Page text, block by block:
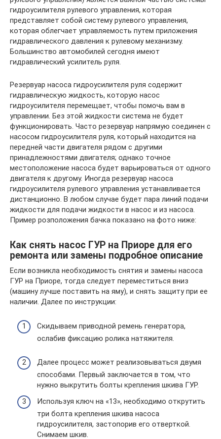
гидроусилителя рулевого управления, которая
представляет собой систему рулевого управления,
которая облегчает управляемость путем приложения
гидравлического давления к рулевому механизму.
Большинство автомобилей сегодня имеют
гидравлический усилитель руля.
Резервуар насоса гидроусилителя руля содержит
гидравлическую жидкость, которую насос
гидроусилителя перемещает, чтобы помочь вам в
управлении. Без этой жидкости система не будет
функционировать. Часто резервуар напрямую соединен с
насосом гидроусилителя руля, который находится на
передней части двигателя рядом с другими
принадлежностями двигателя; однако точное
местоположение насоса будет варьироваться от одного
двигателя к другому. Иногда резервуар насоса
гидроусилителя рулевого управления устанавливается
дистанционно. В любом случае будет пара линий подачи
жидкости для подачи жидкости в насос и из насоса.
Пример розположения бачка показано на фото ниже:
Как снять насос ГУР на Приоре для его
ремонта или замены подробное описание
Если возникла необходимость снятия и замены насоса
ГУР на Приоре, тогда следует переместиться вниз
(машину лучше поставить на яму), и снять защиту при ее
наличии. Далее по инструкции:
Скидываем приводной ремень генератора,
ослабив фиксацию ролика натяжителя.
Далее процесс может реализовываться двумя
способами. Первый заключается в том, что
нужно выкрутить болты крепления шкива ГУР.
Используя ключ на «13», необходимо открутить
три болта крепления шкива насоса
гидроусилителя, застопорив его отверткой.
Снимаем шкив.